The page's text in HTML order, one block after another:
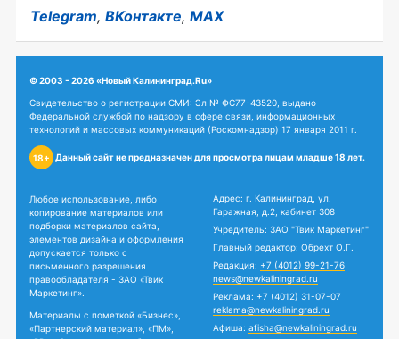
Telegram, ВКонтакте, MAX
© 2003 - 2026 «Новый Калининград.Ru»
Свидетельство о регистрации СМИ: Эл № ФС77-43520, выдано
Федеральной службой по надзору в сфере связи, информационных
технологий и массовых коммуникаций (Роскомнадзор) 17 января 2011 г.
18+ Данный сайт не предназначен для просмотра лицам младше 18 лет.
Любое использование, либо
копирование материалов или
подборки материалов сайта,
элементов дизайна и оформления
допускается только с
письменного разрешения
правообладателя - ЗАО «Твик
Маркетинг».
Материалы с пометкой «Бизнес»,
«Партнерский материал», «ПМ»,
Адрес: г. Калининград, ул.
Гаражная, д.2, кабинет 308
Учредитель: ЗАО "Твик Маркетинг"
Главный редактор: Обрехт О.Г.
Редакция: +7 (4012) 99-21-76
news@newkaliningrad.ru
Реклама: +7 (4012) 31-07-07
reklama@newkaliningrad.ru
Афиша: afisha@newkaliningrad.ru